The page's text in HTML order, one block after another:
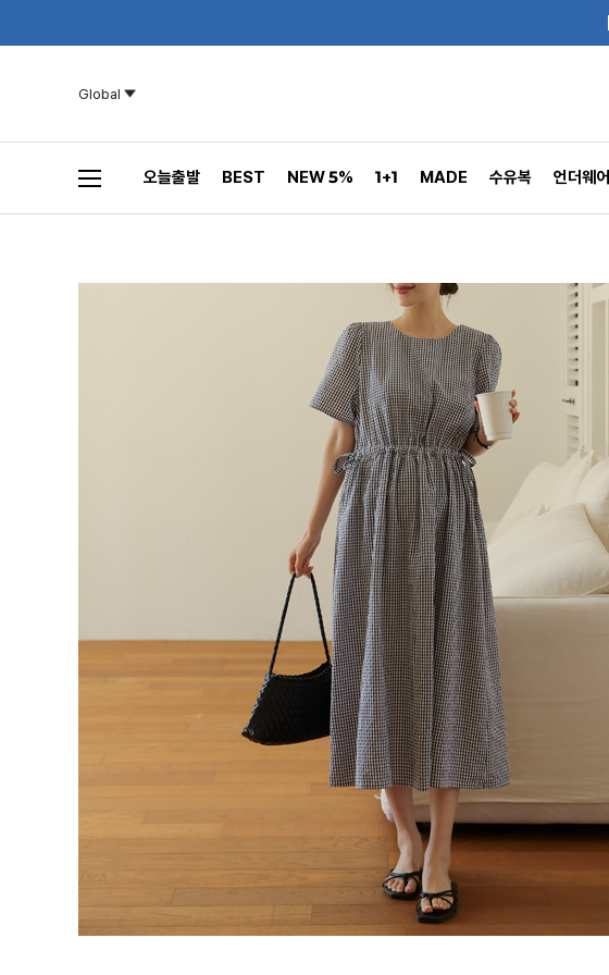
Global
오늘출발 BEST NEW 5% 1+1 MADE 수유복 언더웨어